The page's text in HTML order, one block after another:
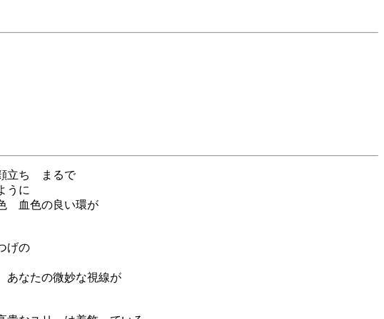
立ち まるで
うに
血色の良い環が
げの
なたの微妙な視線が